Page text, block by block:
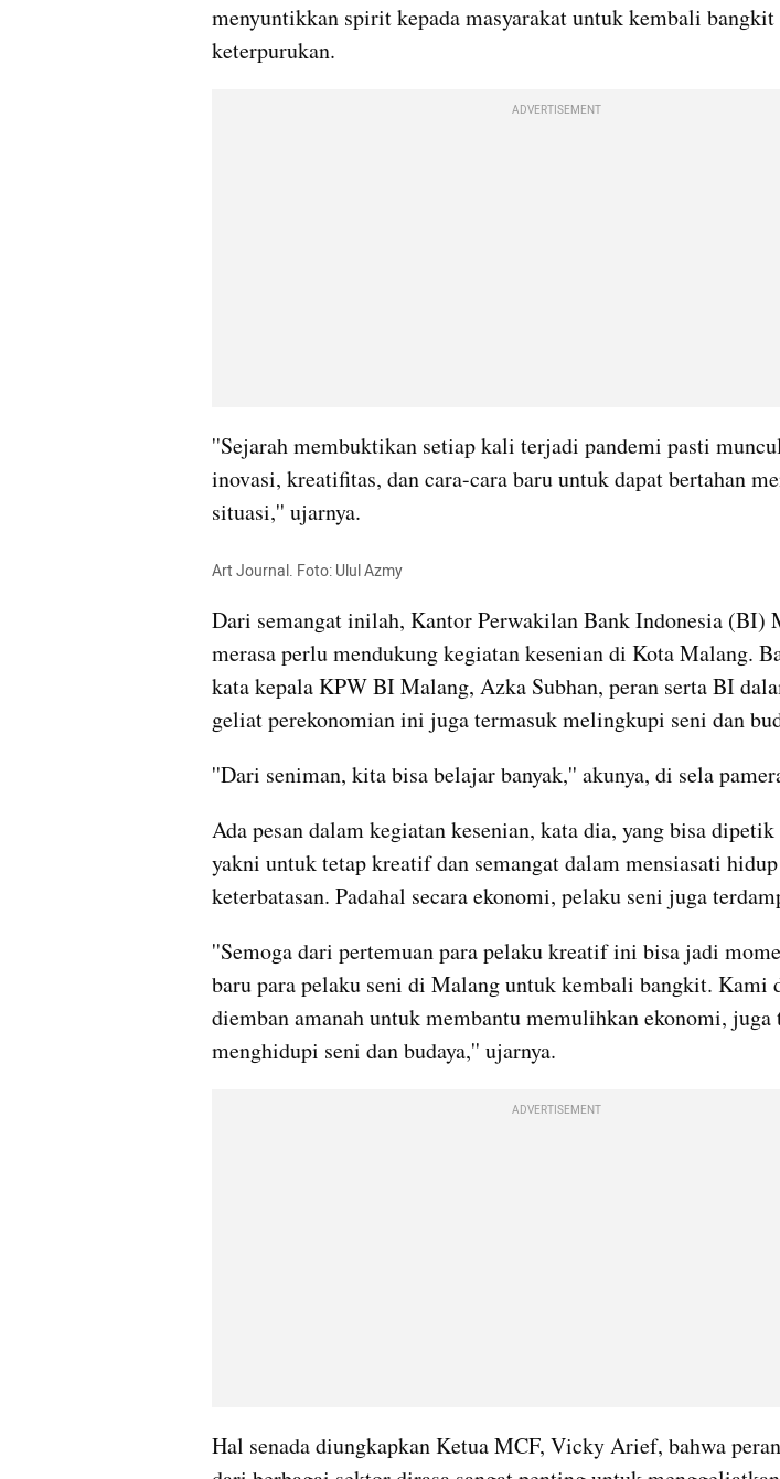
menyuntikkan spirit kepada masyarakat untuk kembali
keterpurukan.
ADVERTISEMENT
''Sejarah membuktikan setiap kali terjadi pandemi pasti
inovasi, kreatifitas, dan cara-cara baru untuk dapat bertahan
situasi,'' ujarnya.
Art Journal. Foto: Ulul Azmy
Dari semangat inilah, Kantor Perwakilan Bank Indonesia (BI)
merasa perlu mendukung kegiatan kesenian di Kota Malang.
kata kepala KPW BI Malang, Azka Subhan, peran serta BI
geliat perekonomian ini juga termasuk melingkupi seni dan
''Dari seniman, kita bisa belajar banyak,'' akunya, di sela
Ada pesan dalam kegiatan kesenian, kata dia, yang bisa dipetik
yakni untuk tetap kreatif dan semangat dalam mensiasati
keterbatasan. Padahal secara ekonomi, pelaku seni juga
''Semoga dari pertemuan para pelaku kreatif ini bisa jadi
baru para pelaku seni di Malang untuk kembali bangkit. Kami
diemban amanah untuk membantu memulihkan ekonomi, juga
menghidupi seni dan budaya,'' ujarnya.
ADVERTISEMENT
Hal senada diungkapkan Ketua MCF, Vicky Arief, bahwa